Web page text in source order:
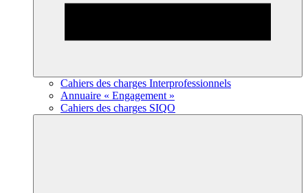
Cahiers des charges Interprofessionnels
Annuaire « Engagement »
Cahiers des charges SIQO